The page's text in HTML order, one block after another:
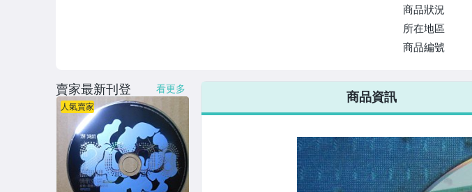
商品狀況
所在地區
商品編號
原版卡帶
原版藍光遊戲光碟
PSP及其他原版遊戲光碟
藍光電影影片光碟
商品資訊
賣家最新刊登 看更多
人氣賣家